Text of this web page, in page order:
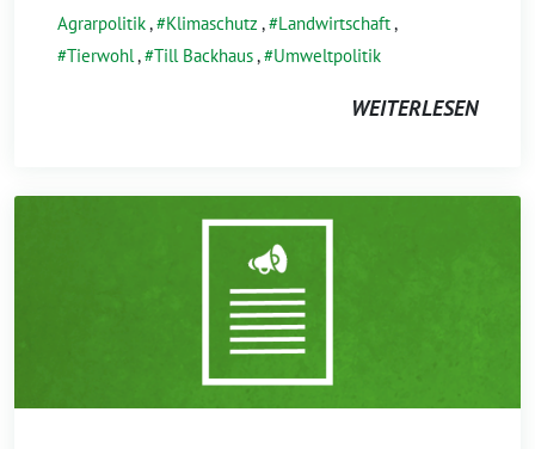
Agrarpolitik, Klimaschutz , Landwirtschaft,
Tierwohl , Till Backhaus, Umweltpolitik
WEITERLESEN